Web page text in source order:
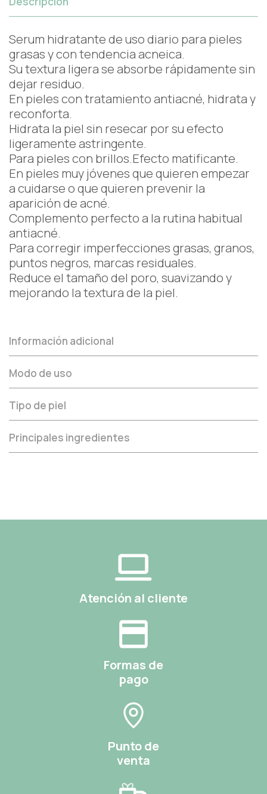
Serum hidratante de uso diario para pieles
grasas y con tendencia acneica.
Su textura ligera se absorbe rápidamente sin
dejar residuo.
En pieles con tratamiento antiacné, hidrata y
reconforta.
Hidrata la piel sin resecar por su efecto
ligeramente astringente.
Para pieles con brillos.Efecto matificante.
En pieles muy jóvenes que quieren empezar
a cuidarse o que quieren prevenir la
aparición de acné.
Complemento perfecto a la rutina habitual
antiacné.
Para corregir imperfecciones grasas, granos,
puntos negros, marcas residuales.
Reduce el tamaño del poro, suavizando y
mejorando la textura de la piel.
Información adicional
Modo de uso
Tipo de piel
Principales ingredientes
Atención al cliente
Formas de
pago
Punto de
venta